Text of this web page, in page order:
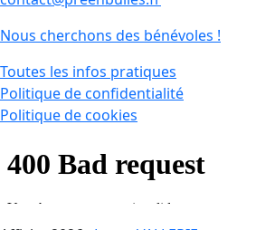
Nous cherchons des bénévoles !
Toutes les infos pratiques
Politique de confidentialité
Politique de cookies